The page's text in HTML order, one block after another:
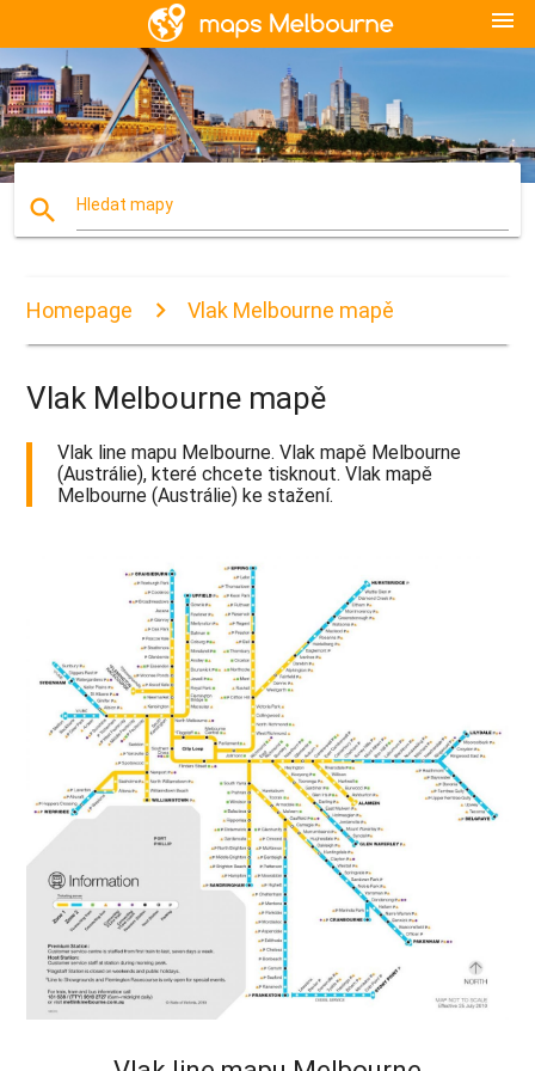
menu
search Hledat mapy
Homepage Vlak Melbourne mapě
Vlak Melbourne mapě
Vlak line mapu Melbourne. Vlak mapě Melbourne
(Austrálie), které chcete tisknout. Vlak mapě
Melbourne (Austrálie) ke stažení.